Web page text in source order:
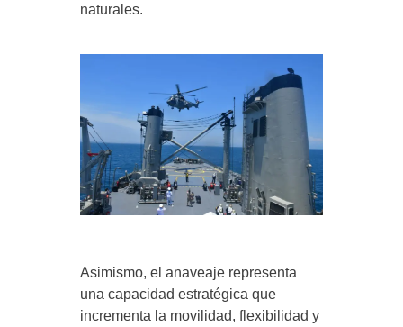
naturales.
Asimismo, el anaveaje representa
una capacidad estratégica que
incrementa la movilidad, flexibilidad y